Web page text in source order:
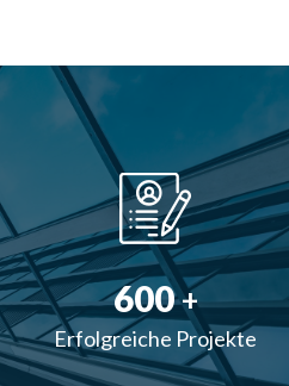
600 +
Erfolgreiche Projekte